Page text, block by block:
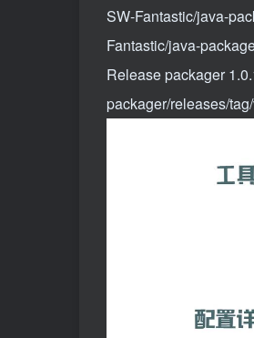
SW-Fantastic/java-
Fantastic/java-
Release packager
packager/releases/